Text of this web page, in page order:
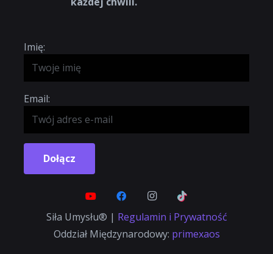
Imię:
Email:
Dołącz
Siła Umysłu® | Regulamin i Prywatność
Oddział Międzynarodowy: primexaos